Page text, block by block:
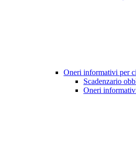
Oneri informativi per
Scadenzario
Oneri